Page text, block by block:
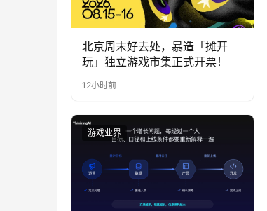
北京周末好去处，暴造「摊开
玩」独立游戏市集正式开票！
12小时前
游戏业界